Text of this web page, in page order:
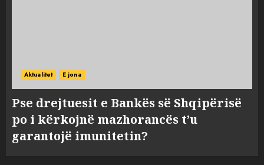
Aktualitet E jona
Pse drejtuesit e Bankës së Shqipërisë
po i kërkojnë mazhorancës t’u
garantojë imunitetin?